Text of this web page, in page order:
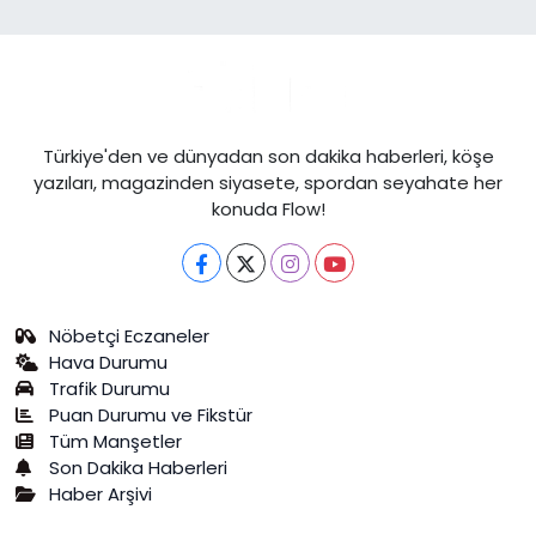
Türkiye'den ve dünyadan son dakika haberleri, köşe
yazıları, magazinden siyasete, spordan seyahate her
konuda Flow!
Nöbetçi Eczaneler
Hava Durumu
Trafik Durumu
Puan Durumu ve Fikstür
Tüm Manşetler
Son Dakika Haberleri
Haber Arşivi